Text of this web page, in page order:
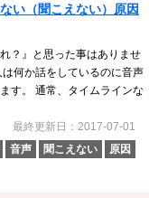
い（聞こえない）原因
？』と思った事はありませ
何か話をしているのに音声
す。 通常、タイムラインな
最終更新日：2017-07-01
音声 聞こえない 原因